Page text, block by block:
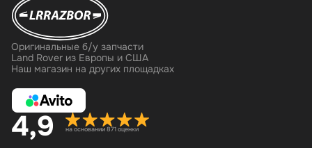
Оригинальные б/у запчасти
Land Rover из Европы и США
Наш магазин на других площадках
4,9 на основании 871 оценки